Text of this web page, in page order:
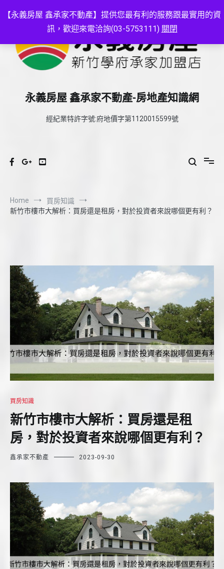
【永義房屋 鑫承家不動產】提供您最有利的服務跟最實用的資
訊，歡迎來電洽詢(03-5753111) 關閉
永義房屋 鑫承家不動產-房地產知識網
經紀業特許字號:府地價字第1120015599號
Home
買房知識
新竹市樓市大解析：買房還是租房，對於投資者來說哪個更有利？
買房知識
新竹市樓市大解析：買房還是租
房，對於投資者來說哪個更有利？
鑫承家不動產 2023-09-30